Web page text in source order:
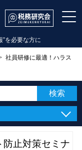
”を必要な方に
社員研修に最適！ハラス
止対策セミナ